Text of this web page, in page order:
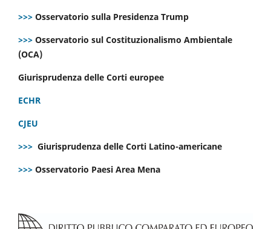
>>> Osservatorio sulla Presidenza Trump
>>> Osservatorio sul Costituzionalismo Ambientale
(OCA)
Giurisprudenza delle Corti europee
ECHR
CJEU
>>> Giurisprudenza delle Corti Latino-americane
>>> Osservatorio Paesi Area Mena